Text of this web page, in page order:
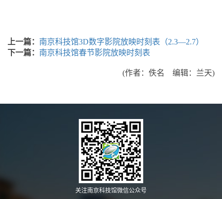
上一篇： 南京科技馆3D数字影院放映时刻表（2.3—2.7）
下一篇： 南京科技馆春节影院放映时刻表
(作者：佚名 编辑：兰天)
关注南京科技馆微信公众号